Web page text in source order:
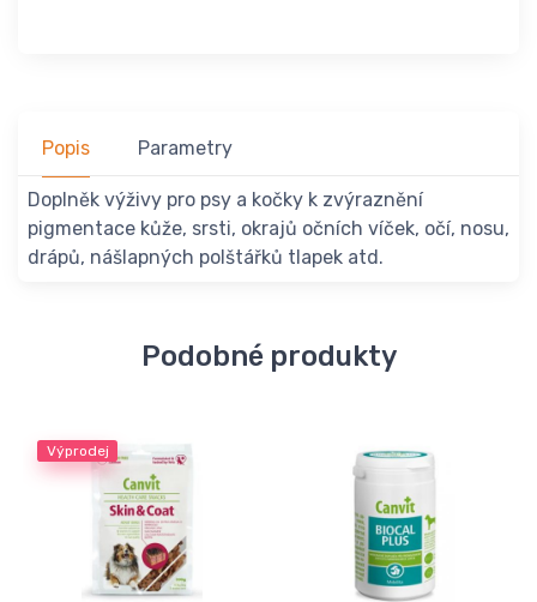
Popis Parametry
Doplněk výživy pro psy a kočky k zvýraznění
pigmentace kůže, srsti, okrajů očních víček, očí, nosu,
drápů, nášlapných polštářků tlapek atd.
Podobné produkty
Výprodej